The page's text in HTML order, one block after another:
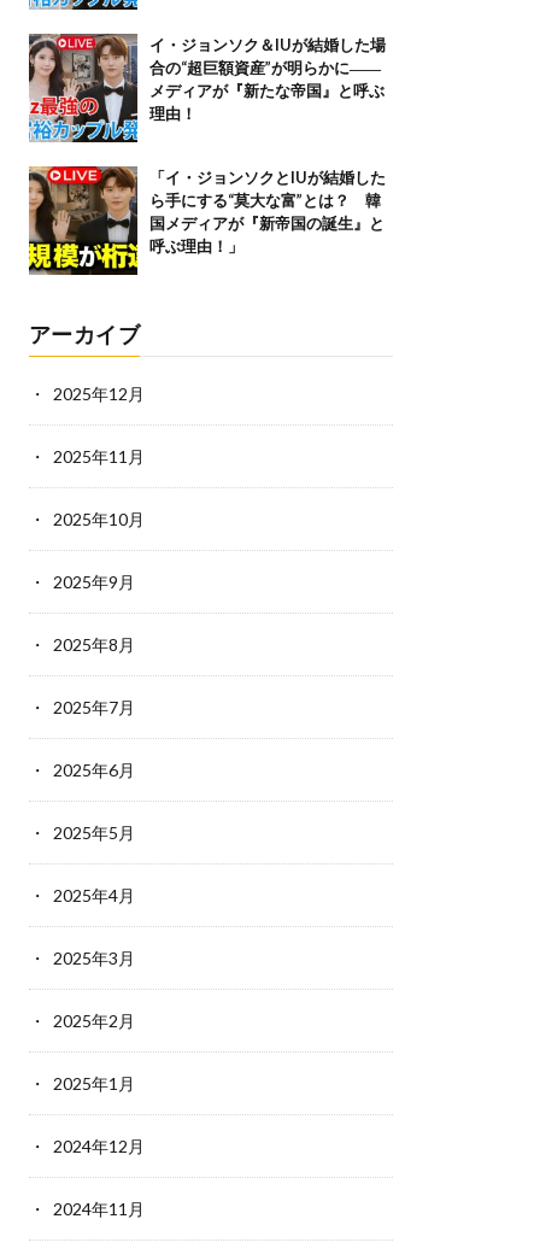
イ・ジョンソク＆IUが結婚した場
合の“超巨額資産”が明らかに――
メディアが『新たな帝国』と呼ぶ
理由！
「イ・ジョンソクとIUが結婚した
ら手にする“莫大な富”とは？ 韓
国メディアが『新帝国の誕生』と
呼ぶ理由！」
アーカイブ
2025年12月
2025年11月
2025年10月
2025年9月
2025年8月
2025年7月
2025年6月
2025年5月
2025年4月
2025年3月
2025年2月
2025年1月
2024年12月
2024年11月